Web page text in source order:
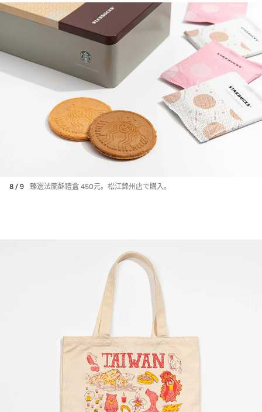
8 / 9 臻選法蘭酥禮盒 450元。松江錦州店で購入。